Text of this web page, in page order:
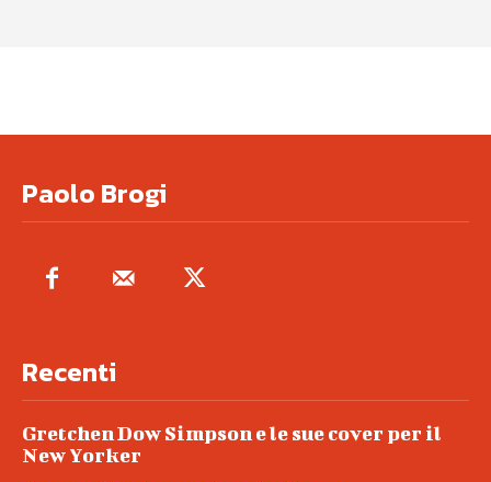
Paolo Brogi
Recenti
Gretchen Dow Simpson e le sue cover per il
New Yorker